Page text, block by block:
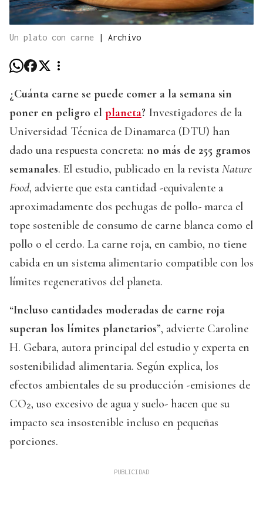
Un plato con carne | Archivo
¿Cuánta carne se puede comer a la semana sin
poner en peligro el planeta? Investigadores de la
Universidad Técnica de Dinamarca (DTU) han
dado una respuesta concreta: no más de 255 gramos
semanales. El estudio, publicado en la revista Nature
Food, advierte que esta cantidad -equivalente a
aproximadamente dos pechugas de pollo- marca el
tope sostenible de consumo de carne blanca como el
pollo o el cerdo. La carne roja, en cambio, no tiene
cabida en un sistema alimentario compatible con los
límites regenerativos del planeta.
“Incluso cantidades moderadas de carne roja
superan los límites planetarios”, advierte Caroline
H. Gebara, autora principal del estudio y experta en
sostenibilidad alimentaria. Según explica, los
efectos ambientales de su producción -emisiones de
CO₂, uso excesivo de agua y suelo- hacen que su
impacto sea insostenible incluso en pequeñas
porciones.